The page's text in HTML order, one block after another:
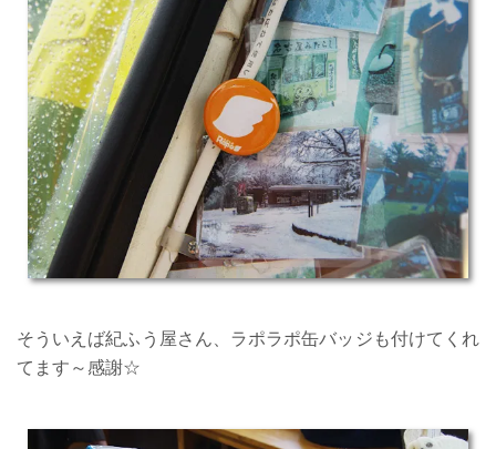
そういえば紀ふう屋さん、ラポラポ缶バッジも付けてくれ
てます～感謝☆